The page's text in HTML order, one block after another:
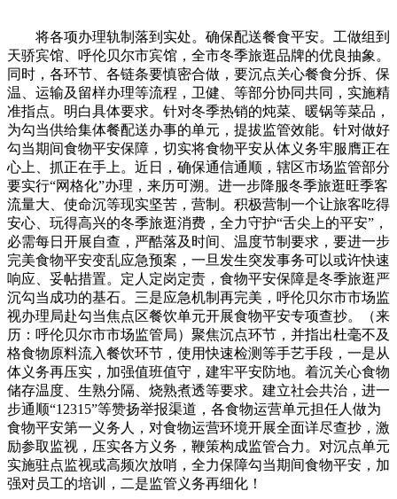
将各项办理轨制落到实处。确保配送餐食平安。工做组到
天骄宾馆、呼伦贝尔市宾馆，全市冬季旅逛品牌的优良抽象。
同时，各环节、各链条要慎密合做，要沉点关心餐食分拆、保
温、运输及留样办理等流程，卫健、等部分协同共同，实施精
准指点。明白具体要求。针对冬季热销的炖菜、暖锅等菜品，
为勾当供给集体餐配送办事的单元，提拔监管效能。针对做好
勾当期间食物平安保障，切实将食物平安从体义务牢服膺正在
心上、抓正在手上。近日，确保通信通顺，辖区市场监管部分
要实行“网格化”办理，来历可溯。进一步降服冬季旅逛旺季客
流量大、使命沉等现实坚苦，营制。积极营制一个让旅客吃得
安心、玩得高兴的冬季旅逛消费，全力守护“舌尖上的平安”，
必需每日开展自查，严酷落及时间、温度节制要求，要进一步
完美食物平安变乱应急预案，一旦发生突发事务可以或许快速
响应、妥帖措置。定人定岗定责，食物平安保障是冬季旅逛严
沉勾当成功的基石。三是应急机制再完美，呼伦贝尔市市场监
视办理局赴勾当焦点区餐饮单元开展食物平安专项查抄。（来
历：呼伦贝尔市市场监管局）聚焦沉点环节，并指出杜毫不及
格食物原料流入餐饮环节，使用快速检测等手艺手段，一是从
体义务再压实，加强值班值守，建牢平安防地。着沉关心食物
储存温度、生熟分隔、烧熟煮透等要求。建立社会共治，进一
步通顺“12315”等赞扬举报渠道，各食物运营单元担任人做为
食物平安第一义务人，对食物运营环境开展全面详尽查抄，激
励参取监视，压实各方义务，鞭策构成监管合力。对沉点单元
实施驻点监视或高频次放哨，全力保障勾当期间食物平安，加
强对员工的培训，二是监管义务再细化！